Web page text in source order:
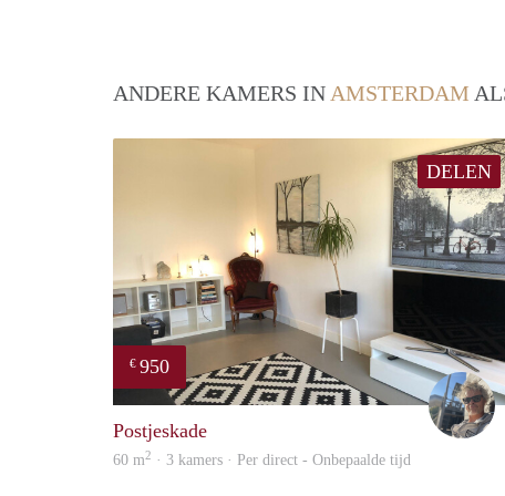
ANDERE KAMERS IN AMSTERDAM
DELEN
€ 950
Postjeskade
60 m2 · 3 kamers · Per direct - Onbepaalde tijd